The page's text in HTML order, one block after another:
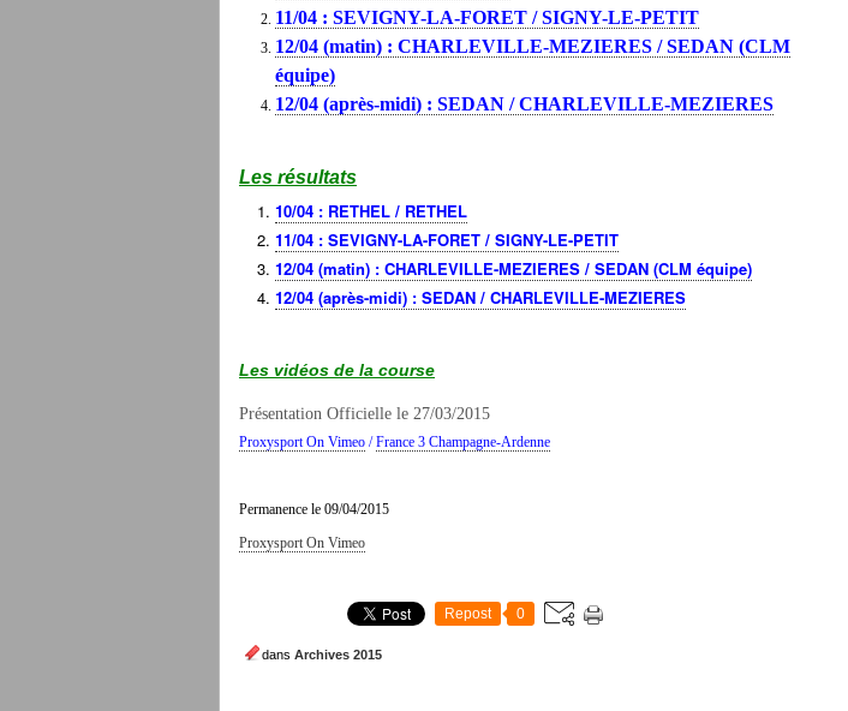
11/04 : SEVIGNY-LA-FORET / SIGNY-LE-PETIT
12/04 (matin) : CHARLEVILLE-MEZIERES / SEDAN (CLM
équipe)
12/04 (après-midi) : SEDAN / CHARLEVILLE-MEZIERES
Les résultats
10/04 : RETHEL / RETHEL
11/04 : SEVIGNY-LA-FORET / SIGNY-LE-PETIT
12/04 (matin) : CHARLEVILLE-MEZIERES / SEDAN (CLM équipe)
12/04 (après-midi) : SEDAN / CHARLEVILLE-MEZIERES
Les vidéos de la course
Présentation Officielle le 27/03/2015
Proxysport On Vimeo /France 3 Champagne-Ardenne
Permanence le 09/04/2015
Proxysport On Vimeo
Repost 0
dans Archives 2015